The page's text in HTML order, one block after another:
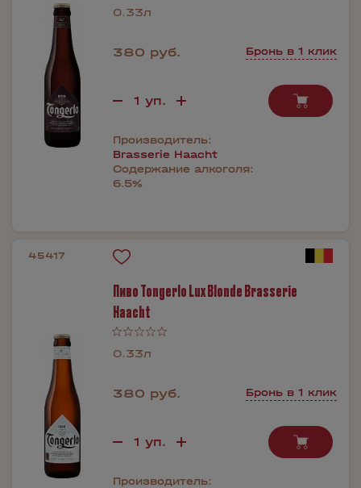
0.33л
380 руб. Бронь в 1 клик
Производитель:
Brasserie Haacht
Содержание алкоголя:
6.5%
45417
Пиво Tongerlo Lux Blonde Brasserie
Haacht
0.33л
380 руб. Бронь в 1 клик
Производитель: